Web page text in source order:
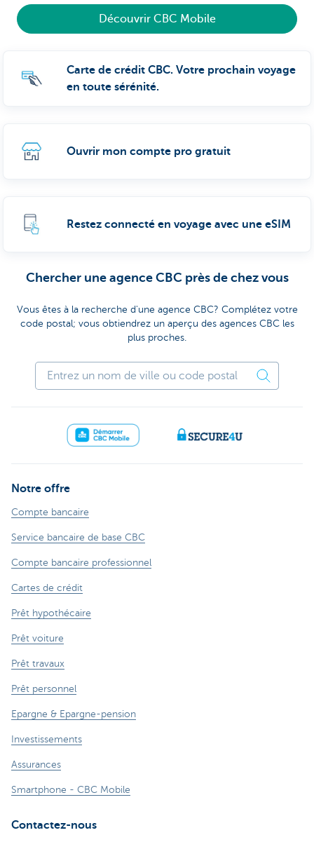
Découvrir CBC Mobile
Carte de crédit CBC. Votre prochain voyage
en toute sérénité.
Ouvrir mon compte pro gratuit
Restez connecté en voyage avec une eSIM
Chercher une agence CBC près de chez vous
Vous êtes à la recherche d'une agence CBC? Complétez votre
code postal; vous obtiendrez un aperçu des agences CBC les
plus proches.
Notre offre
Compte bancaire
Service bancaire de base CBC
Compte bancaire professionnel
Cartes de crédit
Prêt hypothécaire
Prêt voiture
Prêt travaux
Prêt personnel
Epargne & Epargne-pension
Investissements
Assurances
Smartphone - CBC Mobile
Contactez-nous